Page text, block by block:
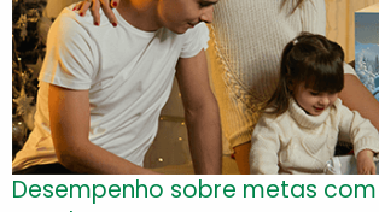
Desempenho sobre metas